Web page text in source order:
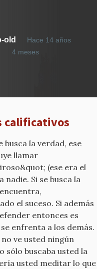
old
Hace 14 años
4 meses
calificativo
dicho?
mcyp-
calificativos
busca la verdad, ese
llamar
(ese era el
nadie. Si se busca la
el suceso. Si además
entonces es
enfrenta a los demás.
no ve usted ningún
sólo buscaba usted la
usted meditar lo que